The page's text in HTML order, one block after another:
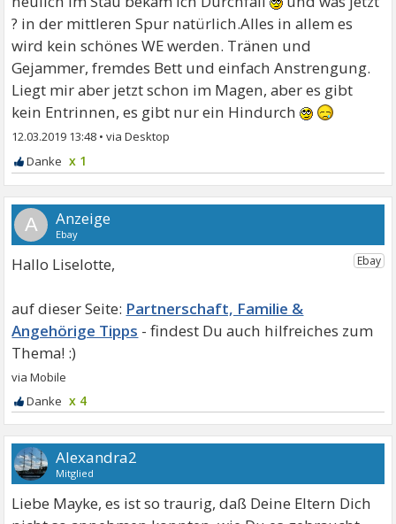
? in der mittleren Spur natürlich.Alles in allem es
wird kein schönes WE werden. Tränen und
Gejammer, fremdes Bett und einfach Anstrengung.
Liegt mir aber jetzt schon im Magen, aber es gibt
kein Entrinnen, es gibt nur ein Hindurch
12.03.2019 13:48 •
x 1
A
Hallo Liselotte,
Partnerschaft, Familie &
Angehörige Tipps
x 4
Alexandra2
Mitglied
Liebe Mayke, es ist so traurig, daß Deine Eltern Dich